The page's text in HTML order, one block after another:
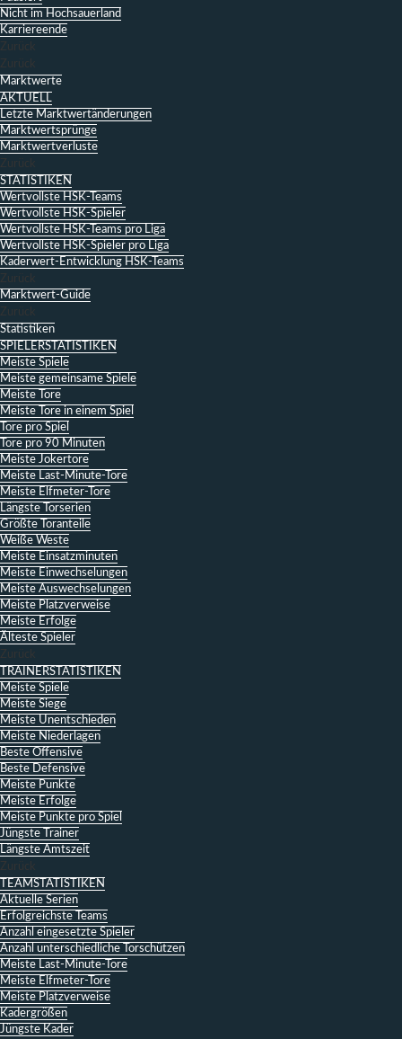
Nicht im Hochsauerland
Karriereende
Zurück
Zurück
Marktwerte
AKTUELL
Letzte Marktwertänderungen
Marktwertsprünge
Marktwertverluste
Zurück
STATISTIKEN
Wertvollste HSK-Teams
Wertvollste HSK-Spieler
Wertvollste HSK-Teams pro Liga
Wertvollste HSK-Spieler pro Liga
Kaderwert-Entwicklung HSK-Teams
Zurück
Marktwert-Guide
Zurück
Statistiken
SPIELERSTATISTIKEN
Meiste Spiele
Meiste gemeinsame Spiele
Meiste Tore
Meiste Tore in einem Spiel
Tore pro Spiel
Tore pro 90 Minuten
Meiste Jokertore
Meiste Last-Minute-Tore
Meiste Elfmeter-Tore
Längste Torserien
Größte Toranteile
Weiße Weste
Meiste Einsatzminuten
Meiste Einwechselungen
Meiste Auswechselungen
Meiste Platzverweise
Meiste Erfolge
Älteste Spieler
Zurück
TRAINERSTATISTIKEN
Meiste Spiele
Meiste Siege
Meiste Unentschieden
Meiste Niederlagen
Beste Offensive
Beste Defensive
Meiste Punkte
Meiste Erfolge
Meiste Punkte pro Spiel
Jüngste Trainer
Längste Amtszeit
Zurück
TEAMSTATISTIKEN
Aktuelle Serien
Erfolgreichste Teams
Anzahl eingesetzte Spieler
Anzahl unterschiedliche Torschützen
Meiste Last-Minute-Tore
Meiste Elfmeter-Tore
Meiste Platzverweise
Kadergrößen
Jüngste Kader